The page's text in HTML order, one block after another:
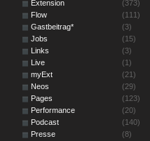
Extension
(373)
Flow
(111)
Gastbeitrag*
(3)
Jobs
(15)
Links
(3)
Live
(1)
myExt
(21)
Neos
(29)
Pages
(123)
Performance
(20)
Podcast
(140)
Presse
(8)